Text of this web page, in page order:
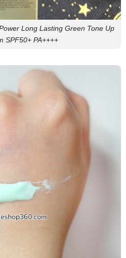
Long Lasting Green Tone Up
SPF50+ PA++++